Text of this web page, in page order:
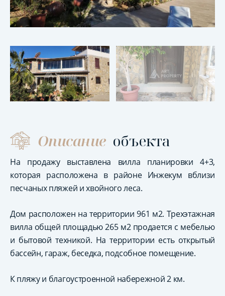
Описание объекта
На продажу выставлена вилла планировки 4+3,
которая расположена в районе Инжекум вблизи
песчаных пляжей и хвойного леса.
Дом расположен на территории 961 м2. Трехэтажная
вилла общей площадью 265 м2 продается с мебелью
и бытовой техникой. На территории есть открытый
бассейн, гараж, беседка, подсобное помещение.
К пляжу и благоустроенной набережной 2 км.